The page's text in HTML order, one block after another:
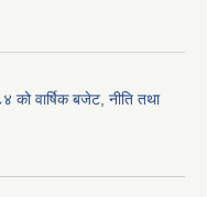
को वार्षिक बजेट, नीति तथा